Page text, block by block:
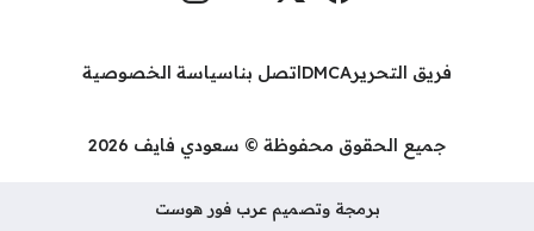
فريق التحريرDMCA اتصل بناسياسة الخصوصية
جميع الحقوق محفوظة © سعودي فايف 2026
برمجة وتصميم عرب فور هوست